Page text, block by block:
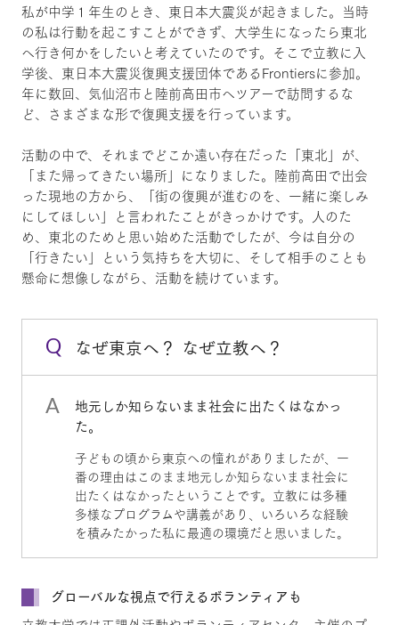
私が中学１年生のとき、東日本大震災が起きました。当時
の私は行動を起こすことができず、大学生になったら東北
へ行き何かをしたいと考えていたのです。そこで立教に入
学後、東日本大震災復興支援団体であるFrontiersに参加。
年に数回、気仙沼市と陸前高田市へツアーで訪問するな
ど、さまざまな形で復興支援を行っています。
活動の中で、それまでどこか遠い存在だった「東北」が、
「また帰ってきたい場所」になりました。陸前高田で出会
った現地の方から、「街の復興が進むのを、一緒に楽しみ
にしてほしい」と言われたことがきっかけです。人のた
め、東北のためと思い始めた活動でしたが、今は自分の
「行きたい」という気持ちを大切に、そして相手のことも
懸命に想像しながら、活動を続けています。
なぜ東京へ？ なぜ立教へ？
地元しか知らないまま社会に出たくはなかっ
た。
子どもの頃から東京への憧れがありましたが、一
番の理由はこのまま地元しか知らないまま社会に
出たくはなかったということです。立教には多種
多様なプログラムや講義があり、いろいろな経験
を積みたかった私に最適の環境だと思いました。
グローバルな視点で行えるボランティアも